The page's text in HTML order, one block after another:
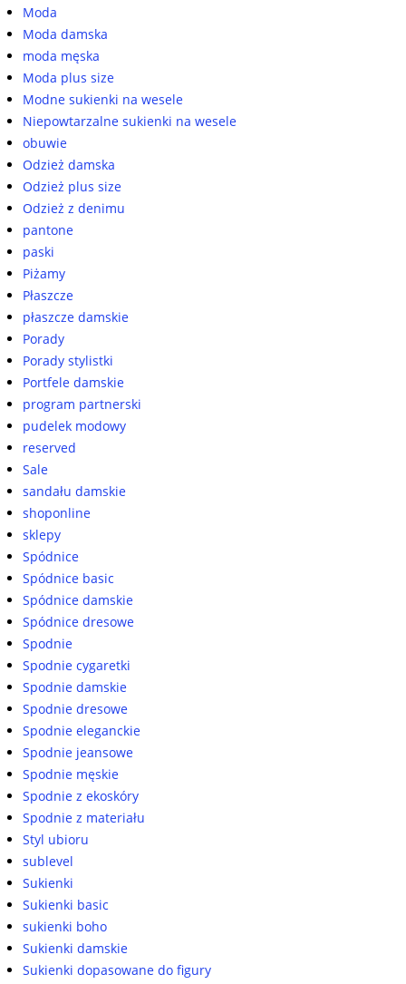
Moda
Moda damska
moda męska
Moda plus size
Modne sukienki na wesele
Niepowtarzalne sukienki na wesele
obuwie
Odzież damska
Odzież plus size
Odzież z denimu
pantone
paski
Piżamy
Płaszcze
płaszcze damskie
Porady
Porady stylistki
Portfele damskie
program partnerski
pudelek modowy
reserved
Sale
sandału damskie
shoponline
sklepy
Spódnice
Spódnice basic
Spódnice damskie
Spódnice dresowe
Spodnie
Spodnie cygaretki
Spodnie damskie
Spodnie dresowe
Spodnie eleganckie
Spodnie jeansowe
Spodnie męskie
Spodnie z ekoskóry
Spodnie z materiału
Styl ubioru
sublevel
Sukienki
Sukienki basic
sukienki boho
Sukienki damskie
Sukienki dopasowane do figury